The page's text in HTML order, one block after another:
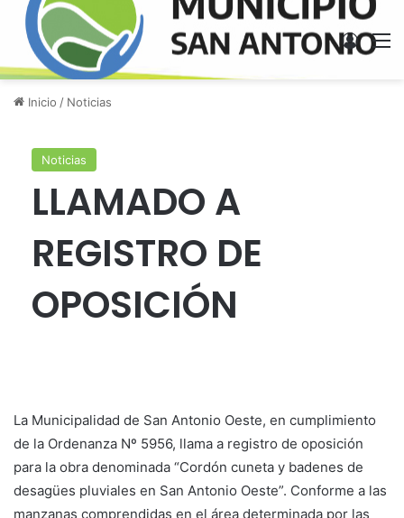
Inicio / Noticias
Noticias
LLAMADO A
REGISTRO DE
OPOSICIÓN
La Municipalidad de San Antonio Oeste, en cumplimiento
de la Ordenanza Nº 5956, llama a registro de oposición
para la obra denominada “Cordón cuneta y badenes de
desagües pluviales en San Antonio Oeste”. Conforme a las
manzanas comprendidas en el área determinada por las